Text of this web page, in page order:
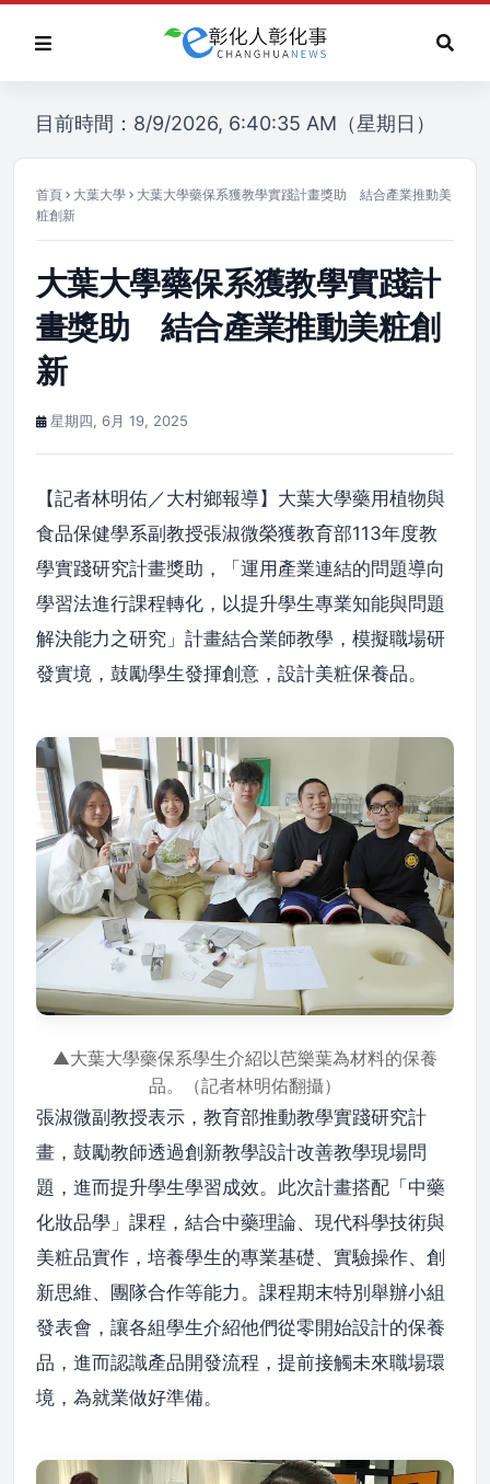
目前時間：8/9/2026, 6:40:35 AM（星期日）
首頁 大葉大學
大葉大學藥保系獲教學實踐計畫獎助 結合產業推動美
粧創新
大葉大學藥保系獲教學實踐計
畫獎助 結合產業推動美粧創
新
星期四, 6月 19, 2025
【記者林明佑／大村鄉報導】大葉大學藥用植物與
食品保健學系副教授張淑微榮獲教育部113年度教
學實踐研究計畫獎助，「運用產業連結的問題導向
學習法進行課程轉化，以提升學生專業知能與問題
解決能力之研究」計畫結合業師教學，模擬職場研
發實境，鼓勵學生發揮創意，設計美粧保養品。
▲大葉大學藥保系學生介紹以芭樂葉為材料的保養
品。（記者林明佑翻攝）
張淑微副教授表示，教育部推動教學實踐研究計
畫，鼓勵教師透過創新教學設計改善教學現場問
題，進而提升學生學習成效。此次計畫搭配「中藥
化妝品學」課程，結合中藥理論、現代科學技術與
美粧品實作，培養學生的專業基礎、實驗操作、創
新思維、團隊合作等能力。課程期末特別舉辦小組
發表會，讓各組學生介紹他們從零開始設計的保養
品，進而認識產品開發流程，提前接觸未來職場環
境，為就業做好準備。